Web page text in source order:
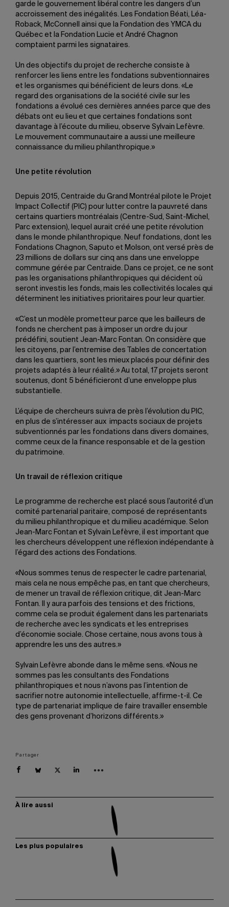
garde le gouvernement libéral contre les dangers d’un
accroissement des inégalités. Les Fondation Béati, Léa-
Roback, McConnell ainsi que la Fondation des YMCA du
Québec et la Fondation Lucie et André Chagnon
comptaient parmi les signataires.
Un des objectifs du projet de recherche consiste à
renforcer les liens entre les fondations subventionnaires
et les organismes qui bénéficient de leurs dons. «Le
regard des organisations de la société civile sur les
fondations a évolué ces dernières années parce que des
débats ont eu lieu et que certaines fondations sont
davantage à l’écoute du milieu, observe Sylvain Lefèvre.
Le mouvement communautaire a aussi une meilleure
connaissance du milieu philanthropique.»
Une petite révolution
Depuis 2015, Centraide du Grand Montréal pilote le Projet
Impact Collectif (PIC) pour lutter contre la pauvreté dans
certains quartiers montréalais (Centre-Sud, Saint-Michel,
Parc extension), lequel aurait créé une petite révolution
dans le monde philanthropique. Neuf fondations, dont les
Fondations Chagnon, Saputo et Molson, ont versé près de
23 millions de dollars sur cinq ans dans une enveloppe
commune gérée par Centraide. Dans ce projet, ce ne sont
pas les organisations philanthropiques qui décident où
seront investis les fonds, mais les collectivités locales qui
déterminent les initiatives prioritaires pour leur quartier.
«C’est un modèle prometteur parce que les bailleurs de
fonds ne cherchent pas à imposer un ordre du jour
prédéfini, soutient Jean-Marc Fontan. On considère que
les citoyens, par l’entremise des Tables de concertation
dans les quartiers, sont les mieux placés pour définir des
projets adaptés à leur réalité.» Au total, 17 projets seront
soutenus, dont 5 bénéficieront d’une enveloppe plus
substantielle.
L’équipe de chercheurs suivra de près l’évolution du PIC,
en plus de s’intéresser aux impacts sociaux de projets
subventionnés par les fondations dans divers domaines,
comme ceux de la finance responsable et de la gestion
du patrimoine.
Un travail de réflexion critique
Le programme de recherche est placé sous l’autorité d’un
comité partenarial paritaire, composé de représentants
du milieu philanthropique et du milieu académique. Selon
Jean-Marc Fontan et Sylvain Lefèvre, il est important que
les chercheurs développent une réflexion indépendante à
l’égard des actions des Fondations.
«Nous sommes tenus de respecter le cadre partenarial,
mais cela ne nous empêche pas, en tant que chercheurs,
de mener un travail de réflexion critique, dit Jean-Marc
Fontan. Il y aura parfois des tensions et des frictions,
comme cela se produit également dans les partenariats
de recherche avec les syndicats et les entreprises
d’économie sociale. Chose certaine, nous avons tous à
apprendre les uns des autres.»
Sylvain Lefèvre abonde dans le même sens. «Nous ne
sommes pas les consultants des Fondations
philanthropiques et nous n’avons pas l’intention de
sacrifier notre autonomie intellectuelle, affirme-t-il. Ce
type de partenariat implique de faire travailler ensemble
des gens provenant d’horizons différents.»
Partager
À lire aussi
Les plus populaires